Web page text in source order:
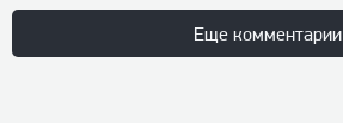
Еще комментарии